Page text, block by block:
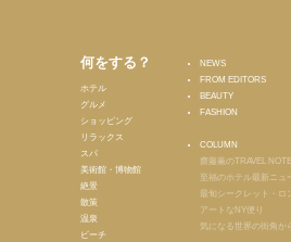
何をする？
ホテル
グルメ
ショッピング
リラックス
スパ
美術館・博物館
絶景
散策
温泉
ビーチ
NEWS
FROM EDITORS
BEAUTY
FASHION
COLUMN
齋藤薫のTRAVEL
至福のホテル最新ニュ
最旬シークレット・ロ
アートなNY便り
気になる世界の街角か